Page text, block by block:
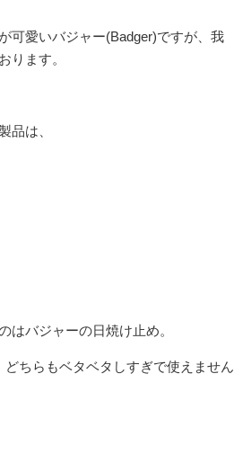
可愛いバジャー(Badger)ですが、我
ります。
品は、
はバジャーの日焼け止め。
どちらもベタベタしすぎで使えません